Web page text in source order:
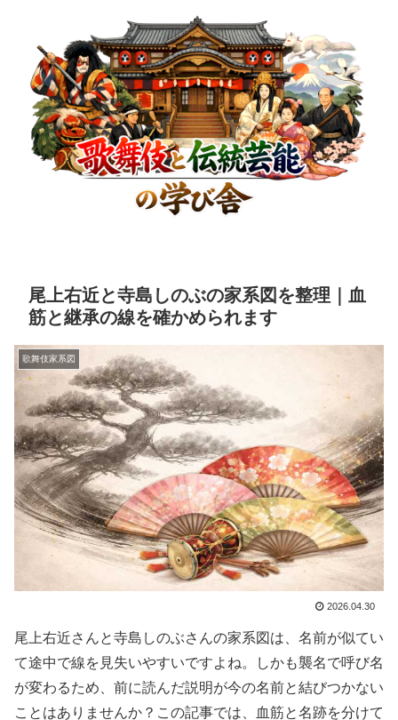
尾上右近と寺島しのぶの家系図を整理｜血
筋と継承の線を確かめられます
歌舞伎家系図
2026.04.30
尾上右近さんと寺島しのぶさんの家系図は、名前が似てい
て途中で線を見失いやすいですよね。しかも襲名で呼び名
が変わるため、前に読んだ説明が今の名前と結びつかない
ことはありませんか？この記事では、血筋と名跡を分けて